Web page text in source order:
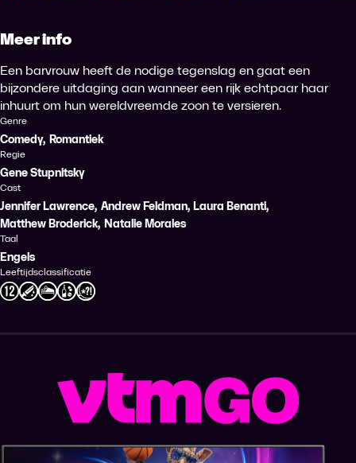
Meer info
Een barvrouw heeft de nodige tegenslag en gaat een
bijzondere uitdaging aan wanneer een rijk echtpaar haar
inhuurt om hun wereldvreemde zoon te versieren.
Genre
Comedy, Romantiek
Regie
Gene Stupnitsky
Cast
Jennifer Lawrence, Andrew Feldman, Laura Benanti,
Matthew Broderick, Natalie Morales
Taal
Engels
Leeftijdsclassificatie